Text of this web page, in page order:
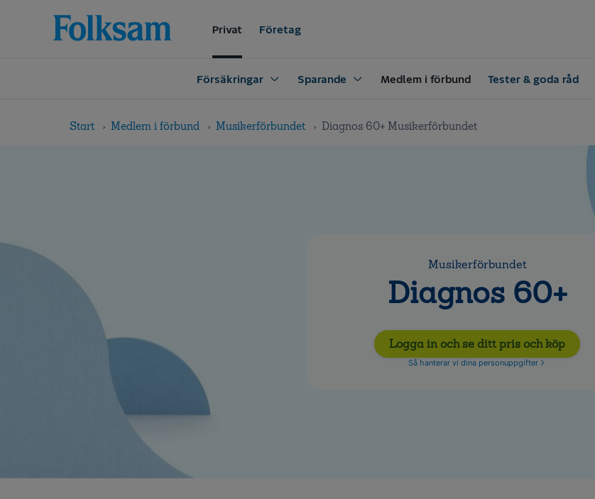
navigation
Privat Företag
Försäkringar Sparande Medlem i förbund Tester & goda råd
Start Medlem i förbund Musikerförbundet Diagnos 60+ Musikerförbundet
Musikerförbundet
Diagnos 60+
Logga in och se ditt pris och köp
Så hanterar vi dina personuppgifter